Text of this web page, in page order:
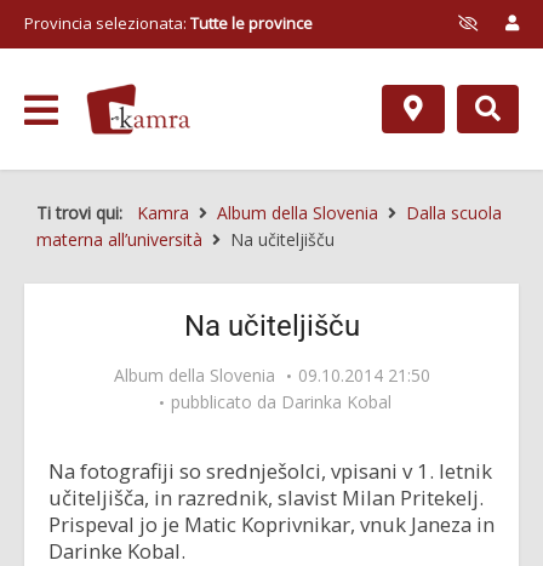
Provincia selezionata: Tutte le province
Ti trovi qui: Kamra Album della Slovenia
Dalla scuola
materna all’università
Na učiteljišču
Na učiteljišču
Album della Slovenia
09.10.2014 21:50
pubblicato da Darinka Kobal
Na fotografiji so srednješolci, vpisani v 1. letnik
učiteljišča, in razrednik, slavist Milan Pritekelj.
Prispeval jo je Matic Koprivnikar, vnuk Janeza in
Darinke Kobal.